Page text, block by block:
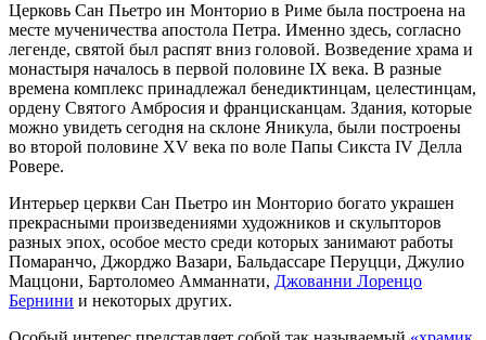
Церковь Сан Пьетро ин Монторио в Риме была построена на
месте мученичества апостола Петра. Именно здесь, согласно
легенде, святой был распят вниз головой. Возведение храма и
монастыря началось в первой половине IX века. В разные
времена комплекс принадлежал бенедиктинцам, целестинцам,
ордену Святого Амбросия и францисканцам. Здания, которые
можно увидеть сегодня на склоне Яникула, были построены
во второй половине XV века по воле Папы Сикста IV Делла
Ровере.
Интерьер церкви Сан Пьетро ин Монторио богато украшен
прекрасными произведениями художников и скульпторов
разных эпох, особое место среди которых занимают работы
Помаранчо, Джорджо Вазари, Бальдассаре Перуцци, Джулио
Маццони, Бартоломео Амманнати, Джованни Лоренцо
Бернини и некоторых других.